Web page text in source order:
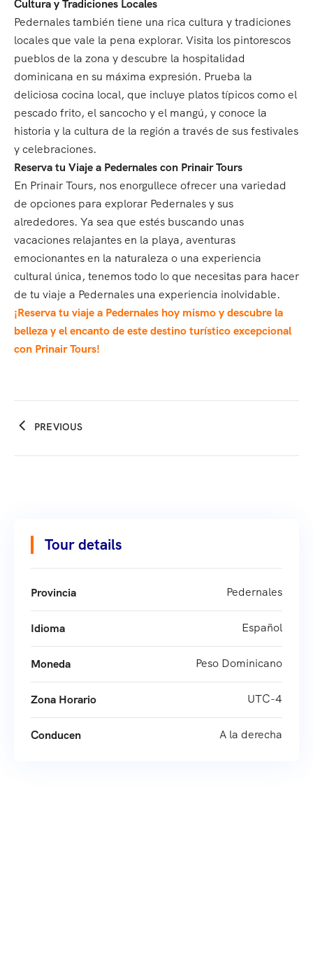
Cultura y Tradiciones Locales
Pedernales también tiene una rica cultura y tradiciones
locales que vale la pena explorar. Visita los pintorescos
pueblos de la zona y descubre la hospitalidad
dominicana en su máxima expresión. Prueba la
deliciosa cocina local, que incluye platos típicos como el
pescado frito, el sancocho y el mangú, y conoce la
historia y la cultura de la región a través de sus festivales
y celebraciones.
Reserva tu Viaje a Pedernales con Prinair Tours
En Prinair Tours, nos enorgullece ofrecer una variedad
de opciones para explorar Pedernales y sus
alrededores. Ya sea que estés buscando unas
vacaciones relajantes en la playa, aventuras
emocionantes en la naturaleza o una experiencia
cultural única, tenemos todo lo que necesitas para hacer
de tu viaje a Pedernales una experiencia inolvidable.
¡Reserva tu viaje a Pedernales hoy mismo y descubre la
belleza y el encanto de este destino turístico excepcional
con Prinair Tours!
PREVIOUS
Tour details
Provincia Pedernales
Idioma Español
Moneda Peso Dominicano
Zona Horario UTC-4
Conducen A la derecha